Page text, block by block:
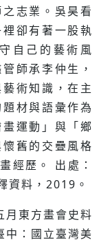
志業。吳昊看
卻有著一股執
自己的藝術風
師承李仲生，
術知識，在主
材與語彙作為
運動」與「鄉
舊的交疊風格
經歷。 出處：
資料，2019。
月東方畫會史料
中：國立臺灣美